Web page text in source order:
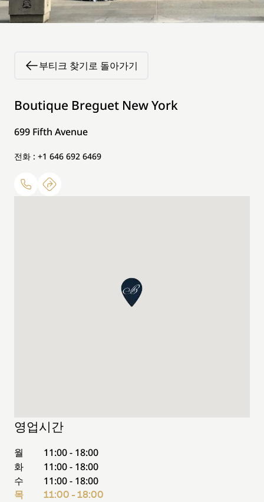
부티크 찾기로 돌아가기
Boutique Breguet New York
699 Fifth Avenue
전화 : +1 646 692 6469
영업시간
월
11:00 - 18:00
화
11:00 - 18:00
수
11:00 - 18:00
목 11:00 - 18:00